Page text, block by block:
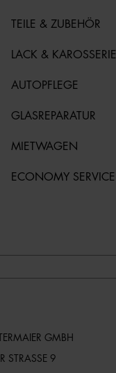
TEILE & ZUBEHÖR
LACK & KAROSSERIE
AUTOPFLEGE
GLASREPARATUR
MIETWAGEN
ECONOMY SERVICE
GMBH
STRASSE 9